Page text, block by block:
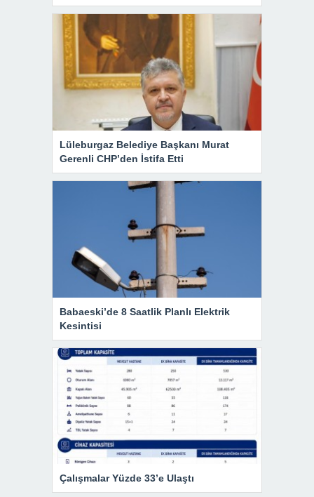
Lüleburgaz Belediye Başkanı Murat
Gerenli CHP’den İstifa Etti
Babaeski’de 8 Saatlik Planlı Elektrik
Kesintisi
Çalışmalar Yüzde 33’e Ulaştı